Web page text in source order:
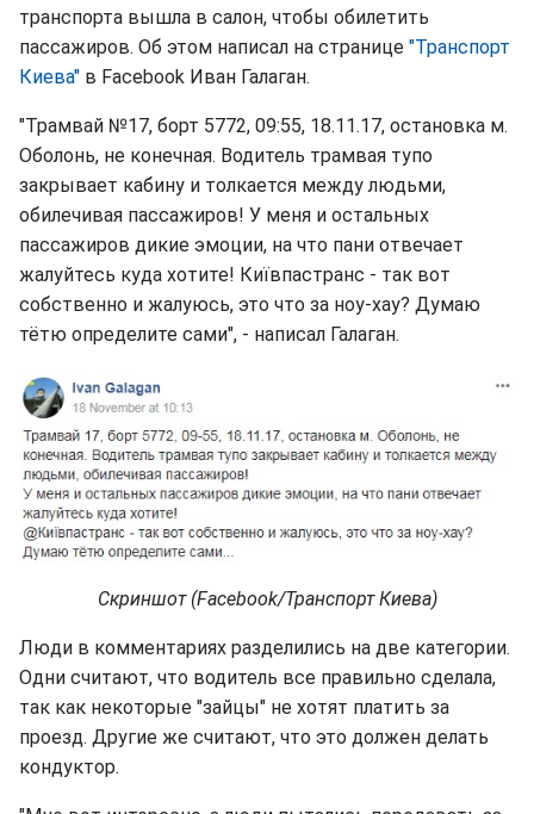
транспорта вышла в салон, чтобы обилетить
пассажиров. Об этом написал на странице "Транспорт
Киева" в Facebook Иван Галаган.
"Трамвай №17, борт 5772, 09:55, 18.11.17, остановка м.
Оболонь, не конечная. Водитель трамвая тупо
закрывает кабину и толкается между людьми,
обилечивая пассажиров! У меня и остальных
пассажиров дикие эмоции, на что пани отвечает
жалуйтесь куда хотите! Київпастранс - так вот
собственно и жалуюсь, это что за ноу-хау? Думаю
тётю определите сами", - написал Галаган.
Скриншот (Facebook/Транспорт Киева)
Люди в комментариях разделились на две категории.
Одни считают, что водитель все правильно сделала,
так как некоторые "зайцы" не хотят платить за
проезд. Другие же считают, что это должен делать
кондуктор.